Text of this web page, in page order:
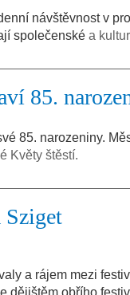
návštěvnost v
společenské a
85.
85. narozeniny.
Květy štěstí.
a rájem mezi
dějištěm obřího